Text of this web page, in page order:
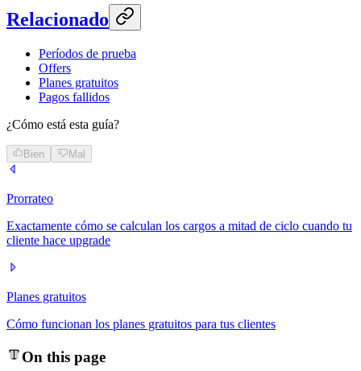
Relacionado
Períodos de prueba
Offers
Planes gratuitos
Pagos fallidos
¿Cómo está esta guía?
Bien Mal
Prorrateo
Exactamente cómo se calculan los cargos a mitad de ciclo cuando tu
cliente hace upgrade
Planes gratuitos
Cómo funcionan los planes gratuitos para tus clientes
On this page